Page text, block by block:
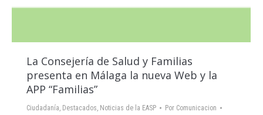
La Consejería de Salud y Familias
presenta en Málaga la nueva Web y la
APP “Familias”
Ciudadanía, Destacados, Noticias de la EASP Por Comunicacion